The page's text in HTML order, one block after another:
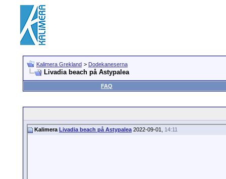
Kalimera Grekland > Dodekaneserna
Livadia beach på Astypalea
FAQ
Kalimera Livadia beach på Astypalea 2022-09-01, 14:11